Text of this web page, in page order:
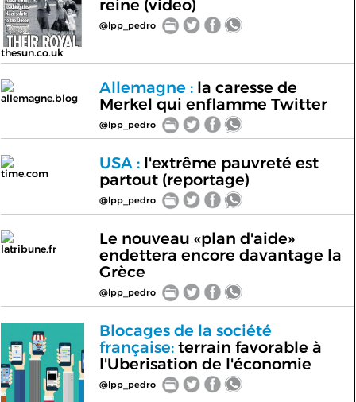
thesun.co.uk
reine (video)
@lpp_pedro
allemagne.blog
Allemagne :la caresse de
Merkel qui enflamme Twitter
@lpp_pedro
time.com
USA :l'extrême pauvreté est
partout (reportage)
@lpp_pedro
latribune.fr
Le nouveau «plan d'aide»
endettera encore davantage la
Grèce
@lpp_pedro
Blocages de la société
française:terrain favorable à
l'Uberisation de l'économie
@lpp_pedro